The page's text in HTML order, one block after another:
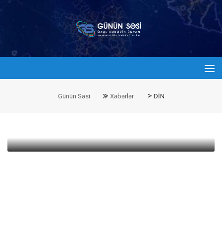
Günün Səsi > Xəbərlər > DİN